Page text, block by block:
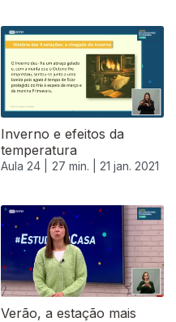
Inverno e efeitos da
temperatura
Aula 24 | 27 min. | 21 jan. 2021
Verão, a estação mais